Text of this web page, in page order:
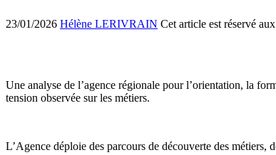
23/01/2026 Hélène LERIVRAIN Cet article est réservé
Une analyse de l’agence régionale pour l’orientation, la
tension observée sur les métiers.
L’Agence déploie des parcours de découverte des